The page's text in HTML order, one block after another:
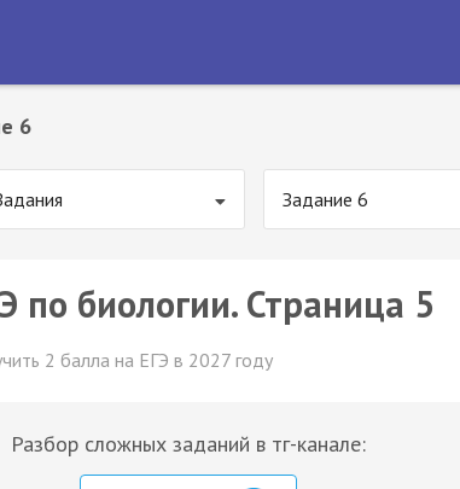
6
Задание 6
по биологии. Страница 5
2 балла на ЕГЭ в 2027 году
Разбор сложных заданий в тг-канале: